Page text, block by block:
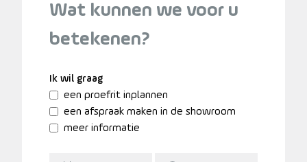
Wat kunnen we voor u
betekenen?
Ik wil graag
een proefrit inplannen
een afspraak maken in de showroom
meer informatie